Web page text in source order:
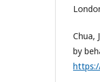
Chua,
by